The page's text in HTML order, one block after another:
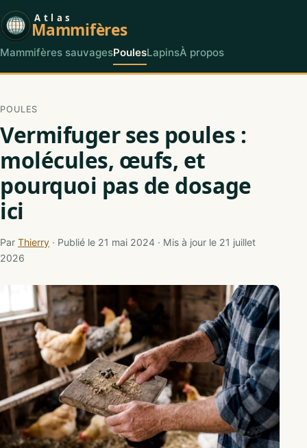
Atlas
Mammifères
Mammifères sauvagesPoulesLapinsÀ propos
POULES
Vermifuger ses poules :
molécules, œufs, et
pourquoi pas de dosage
ici
Par Thierry · Publié le 21 mai 2024 · Mis à jour le 21 juillet
2026